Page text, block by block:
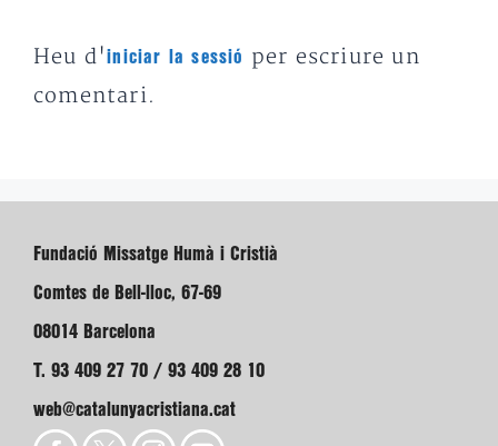
Heu d'iniciar la sessió
per escriure un
comentari.
Fundació Missatge Humà i Cristià
Comtes de Bell-lloc, 67-69
08014 Barcelona
T. 93 409 27 70 / 93 409 28 10
web@catalunyacristiana.cat